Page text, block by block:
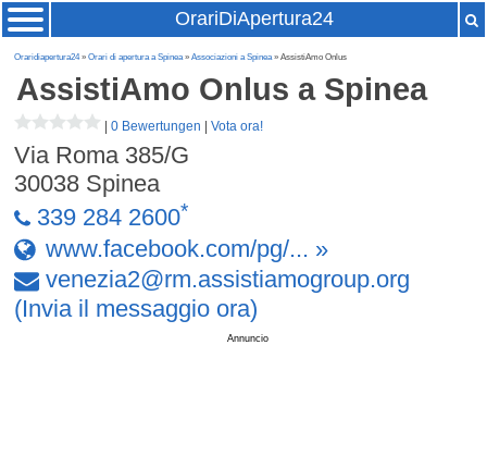
OrariDiApertura24
Oraridiapertura24»Orari di apertura a Spinea»Associazioni a Spinea» AssistiAmo Onlus
AssistiAmo Onlus a Spinea
|0 Bewertungen |Vota ora!
Via Roma 385/G
30038 Spinea
339 284 2600*
www.facebook.com/pg/... »
venezia2@rm.assistiamogroup.org
(Invia il messaggio ora)
Annuncio